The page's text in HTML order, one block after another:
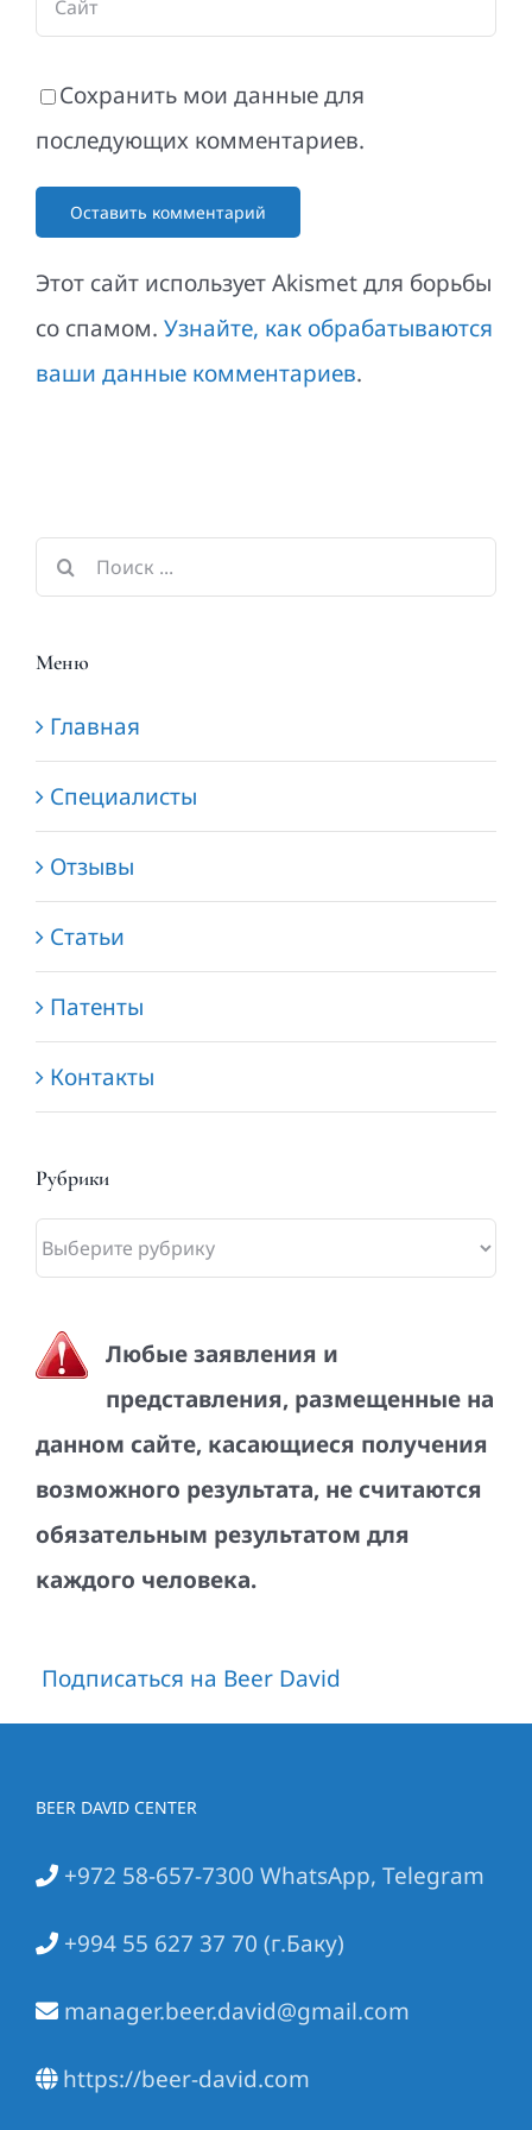
Сохранить мои данные для
последующих комментариев.
Этот сайт использует Akismet для борьбы
со спамом. Узнайте, как обрабатываются
ваши данные комментариев.
Результат
поиска:
Меню
Главная
Специалисты
Отзывы
Статьи
Патенты
Контакты
Рубрики
Рубрики
Любые заявления и
представления, размещенные на
данном сайте, касающиеся получения
возможного результата, не считаются
обязательным результатом для
каждого человека.
Подписаться на Beer David
BEER DAVID CENTER
+972 58-657-7300 WhatsApp, Telegram
+994 55 627 37 70 (г.Баку)
manager.beer.david@gmail.com
https://beer-david.com